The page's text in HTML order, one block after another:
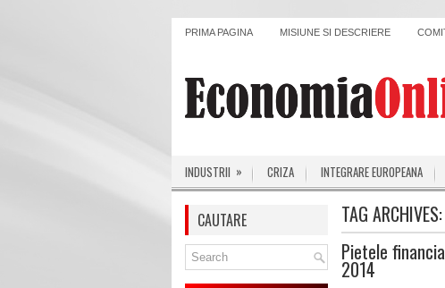
PRIMA PAGINA MISIUNE SI DESCRIERE
INDUSTRII » CRIZA INTEGRARE EUROPEANA
TAG ARCHIVES:
Pietele
2014
CAUTARE